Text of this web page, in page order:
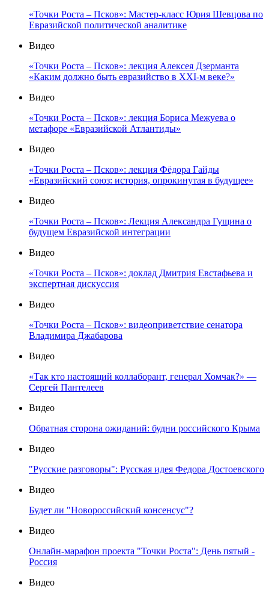
«Точки Роста – Псков»: Мастер-класс Юрия Шевцова по
Евразийской политической аналитике
Видео
«Точки Роста – Псков»: лекция Алексея Дзерманта
«Каким должно быть евразийство в XXI-м веке?»
Видео
«Точки Роста – Псков»: лекция Бориса Межуева о
метафоре «Евразийской Атлантиды»
Видео
«Точки Роста – Псков»: лекция Фёдора Гайды
«Евразийский союз: история, опрокинутая в будущее»
Видео
«Точки Роста – Псков»: Лекция Александра Гущина о
будущем Евразийской интеграции
Видео
«Точки Роста – Псков»: доклад Дмитрия Евстафьева и
экспертная дискуссия
Видео
«Точки Роста – Псков»: видеоприветствие сенатора
Владимира Джабарова
Видео
«Так кто настоящий коллаборант, генерал Хомчак?» —
Сергей Пантелеев
Видео
Обратная сторона ожиданий: будни российского Крыма
Видео
"Русские разговоры": Русская идея Федора Достоевского
Видео
Будет ли "Новороссийский консенсус"?
Видео
Онлайн-марафон проекта "Точки Роста": День пятый -
Россия
Видео